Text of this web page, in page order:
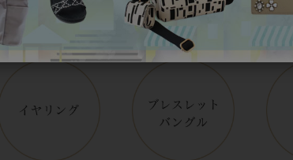
アイテムカテゴリー